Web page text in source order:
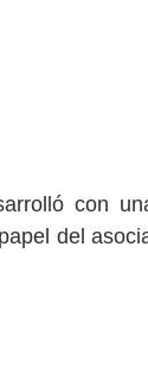
con
del